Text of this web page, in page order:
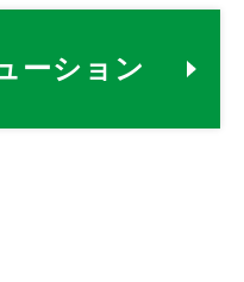
ーション